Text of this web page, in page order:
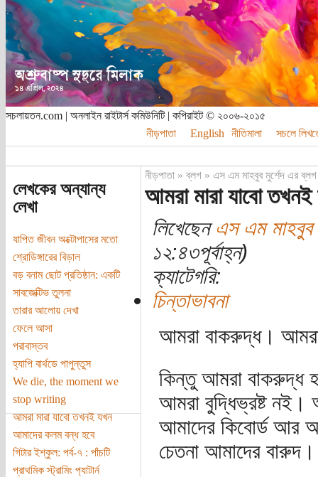
সচলায়তন.com | অনলাইন রাইটার্স কমিউনিটি | কপিরাইট © ২০০৬-২০১৫
নীড়পাতা
English নীতিমালা সচলে
লেখকের অন্যান্য
লেখা
যাপিত জীবন অক্টোপাসের মতো
শ্রোডিঙ্গারের বিড়াল
বড় বনাম ছোট প্রতিষ্ঠান: একটি
সাবজেক্টিভ তুলনা
তারার আলোয় দেখা
ফেলে আসা
পরাবাস্তব
হ্যাপি বার্থডে পাপুন্তুস
We die, the moment we
stop writing
আমরা মারা যাবো তখনই যখন
আমাদের কলম বন্ধ হবে
গিটার ইশ্‌কুল: পর্ব-৭ : পাঁচটি
প্রাথমিক স্ট্রামিং প‌্যাটার্ন
নীড়পাতা»ব্লগ» এস এম মাহবুব মুর্শেদ এর ব্লগ
আমরা মারা যাবো
লিখেছেনএস এম মাহবুব
১২:৪৩পূর্বাহ্ন)
ক্যাটেগরি:
চিন্তাভাবনা
আমরা বাকরুদ্ধ।
কিন্তু আমরা বাকরুদ্ধ
আমরা বুদ্ধিভ্রষ্ট
আমাদের কিবোর্ড আর
চেতনা আমাদের বারুদ।